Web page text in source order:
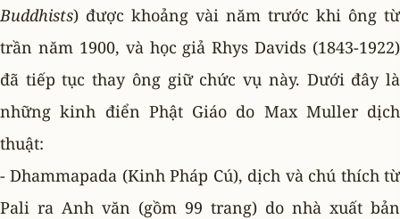
Buddhists) được khoảng vài năm trước khi ông từ
trần năm 1900, và học giả Rhys Davids (1843-1922)
đã tiếp tục thay ông giữ chức vụ này. Dưới đây là
những kinh điển Phật Giáo do Max Muller dịch
thuật:
- Dhammapada (Kinh Pháp Cú), dịch và chú thích từ
Pali ra Anh văn (gồm 99 trang) do nhà xuất bản